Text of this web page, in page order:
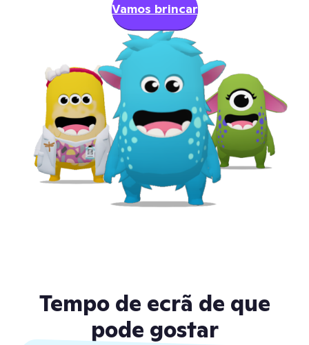
Vamos brincar
Tempo de ecrã de que
pode gostar